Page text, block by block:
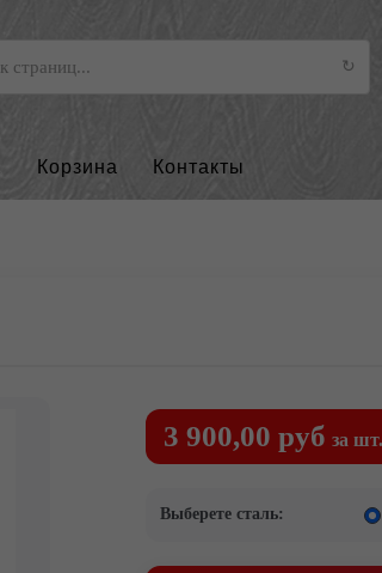
Корзина Контакты
3 900,00 руб за шт.
Выберете сталь: